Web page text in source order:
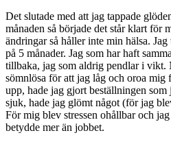
Det slutade med att jag tappade
månaden så började det står klart för
ändringar så håller inte min hälsa.
på 5 månader. Jag som har haft
tillbaka, jag som aldrig pendlar i vikt.
sömnlösa för att jag låg och oroa mig
upp, hade jag gjort beställningen
sjuk, hade jag glömt något (för jag
För mig blev stressen ohållbar och
betydde mer än jobbet.